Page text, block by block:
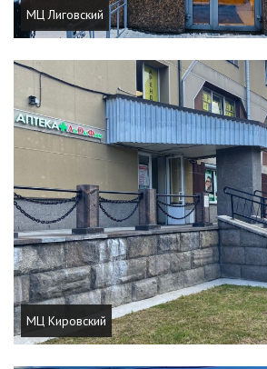
МЦ Лиговский
МЦ Кировский